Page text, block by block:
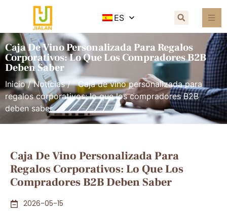
ES
Caja De Vino Personalizada Para Regalos
Corporativos: Lo Que Los Compradores B2B
Deben Saber
Inicio/Noticias/ Caja de vino personalizada para
regalos corporativos: lo que los compradores B2B
deben saber
Caja De Vino Personalizada Para
Regalos Corporativos: Lo Que Los
Compradores B2B Deben Saber
2026-05-15